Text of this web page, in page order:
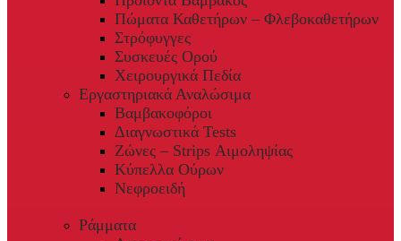
Πώματα Καθετήρων – Φλεβοκαθετήρων
Στρόφυγγες
Συσκευές Ορού
Χειρουργικά Πεδία
Εργαστηριακά Αναλώσιμα
Βαμβακοφόροι
Διαγνωστικά Tests
Ζώνες – Strips Αιμοληψίας
Κύπελλα Ούρων
Νεφροειδή
Ράμματα